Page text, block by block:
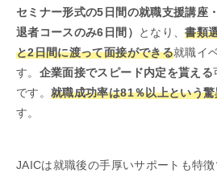
セミナー形式の5日間の就職支援講座
退者コースのみ6日間）
となり、書類
と2日間に渡って面接ができる就職イ
す。 企業面接でスピード内定を貰える
です。就職成功率は81％以上という
す。
JAICは就職後の手厚いサポートも特徴